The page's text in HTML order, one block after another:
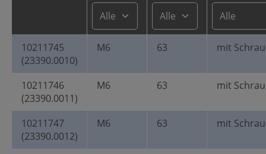
10211745
(23390.0010)
M6 63 mit
10211746
(23390.0011)
M6 63 mit
10211747
(23390.0012)
M6 63 mit